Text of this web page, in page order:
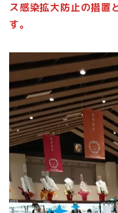
ス感染拡大防止の措置
す。